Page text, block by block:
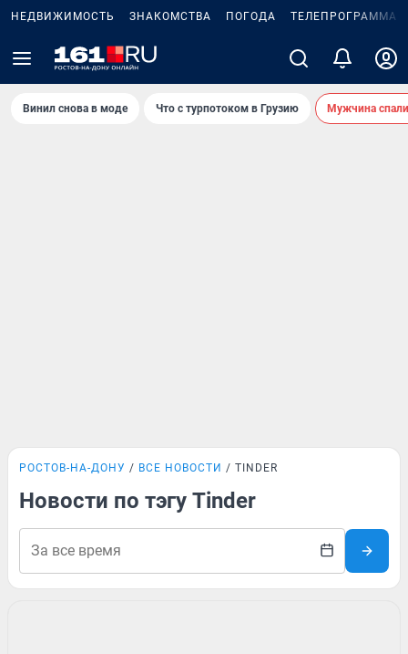
НЕДВИЖИМОСТЬ ЗНАКОМСТВА ПОГОДА ТЕЛЕПРОГРАММА
Винил снова в моде Что с турпотоком в Грузию Мужчина
РОСТОВ-НА-ДОНУ ВСЕ НОВОСТИ TINDER
Новости по тэгу Tinder